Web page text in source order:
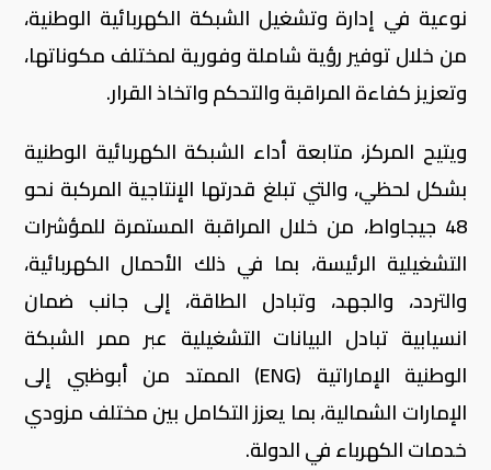
نوعية في إدارة وتشغيل الشبكة الكهربائية الوطنية،
من خلال توفير رؤية شاملة وفورية لمختلف مكوناتها،
وتعزيز كفاءة المراقبة والتحكم واتخاذ القرار.
ويتيح المركز، متابعة أداء الشبكة الكهربائية الوطنية
بشكل لحظي، والتي تبلغ قدرتها الإنتاجية المركبة نحو
48 جيجاواط، من خلال المراقبة المستمرة للمؤشرات
التشغيلية الرئيسة، بما في ذلك الأحمال الكهربائية،
والتردد، والجهد، وتبادل الطاقة، إلى جانب ضمان
انسيابية تبادل البيانات التشغيلية عبر ممر الشبكة
الوطنية الإماراتية (ENG) الممتد من أبوظبي إلى
الإمارات الشمالية، بما يعزز التكامل بين مختلف مزودي
خدمات الكهرباء في الدولة.